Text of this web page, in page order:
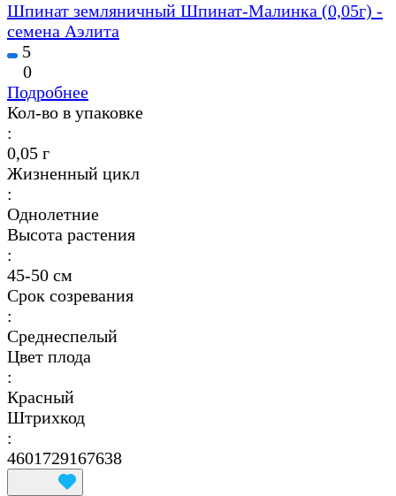
Шпинат земляничный Шпинат-Малинка (0,05г) -
семена Аэлита
5
0
Подробнее
Кол-во в упаковке
:
0,05 г
Жизненный цикл
:
Однолетние
Высота растения
:
45-50 см
Срок созревания
:
Среднеспелый
Цвет плода
:
Красный
Штрихкод
:
4601729167638